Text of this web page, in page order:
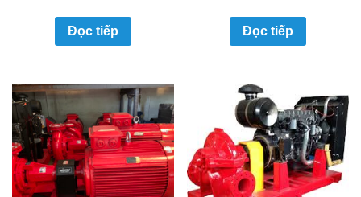
Đọc tiếp Đọc tiếp